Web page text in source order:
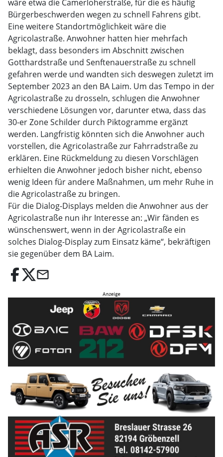
wäre etwa die Camerloherstraße, für die es häufig
Bürgerbeschwerden wegen zu schnell Fahrens gibt.
Eine weitere Standortmöglichkeit wäre die
Agricolastraße. Anwohner hatten hier mehrfach
beklagt, dass besonders im Abschnitt zwischen
Gotthardstraße und Senftenauerstraße zu schnell
gefahren werde und wandten sich deswegen zuletzt im
September 2023 an den BA Laim. Um das Tempo in der
Agricolastraße zu drosseln, schlugen die Anwohner
verschiedene Lösungen vor, darunter etwa, dass das
30-er Zone Schilder durch Piktogramme ergänzt
werden. Langfristig könnten sich die Anwohner auch
vorstellen, die Agricolastraße zur Fahrradstraße zu
erklären. Eine Rückmeldung zu diesen Vorschlägen
erhielten die Anwohner jedoch bisher nicht, ebenso
wenig Ideen für andere Maßnahmen, um mehr Ruhe in
die Agricolastraße zu bringen.
Für die Dialog-Displays melden die Anwohner aus der
Agricolastraße nun ihr Interesse an: „Wir fänden es
wünschenswert, wenn in der Agricolastraße ein
solches Dialog-Display zum Einsatz käme“, bekräftigen
sie gegenüber dem BA Laim.
email